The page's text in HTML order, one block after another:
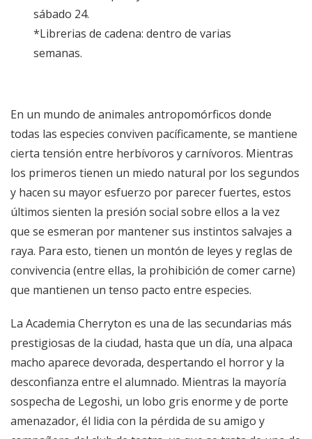
sábado 24.
*Librerias de cadena: dentro de varias
semanas.
En un mundo de animales antropomórficos donde
todas las especies conviven pacíficamente, se mantiene
cierta tensión entre herbívoros y carnívoros. Mientras
los primeros tienen un miedo natural por los segundos
y hacen su mayor esfuerzo por parecer fuertes, estos
últimos sienten la presión social sobre ellos a la vez
que se esmeran por mantener sus instintos salvajes a
raya. Para esto, tienen un montón de leyes y reglas de
convivencia (entre ellas, la prohibición de comer carne)
que mantienen un tenso pacto entre especies.
La Academia Cherryton es una de las secundarias más
prestigiosas de la ciudad, hasta que un día, una alpaca
macho aparece devorada, despertando el horror y la
desconfianza entre el alumnado. Mientras la mayoría
sospecha de Legoshi, un lobo gris enorme y de porte
amenazador, él lidia con la pérdida de su amigo y